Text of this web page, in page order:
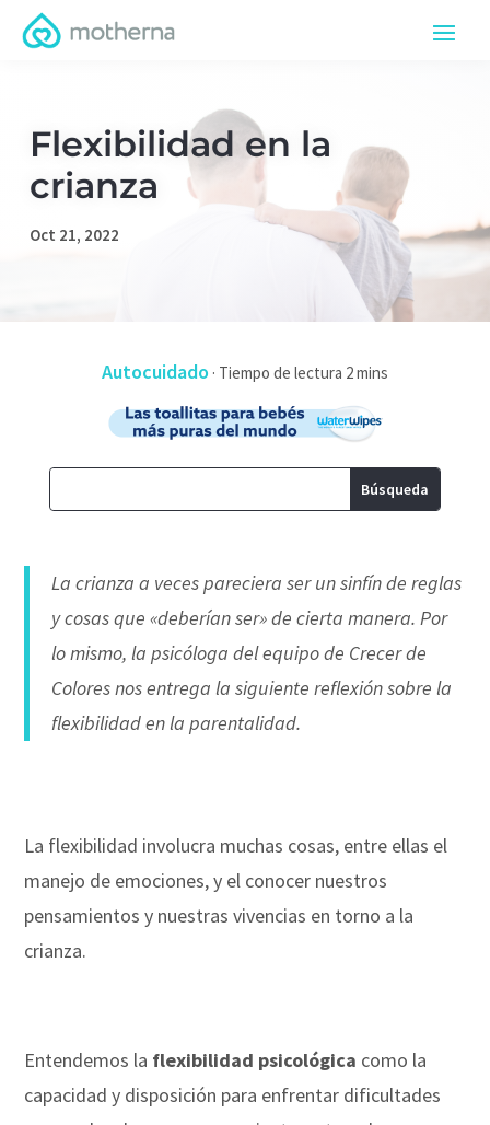
Flexibilidad en la
crianza
Oct 21, 2022
Autocuidado ·
La crianza a veces pareciera ser un sinfín de reglas
y cosas que «deberían ser» de cierta manera. Por
lo mismo, la psicóloga del equipo de Crecer de
Colores nos entrega la siguiente reflexión sobre la
flexibilidad en la parentalidad.
La flexibilidad involucra muchas cosas, entre ellas el
manejo de emociones, y el conocer nuestros
pensamientos y nuestras vivencias en torno a la
crianza.
Entendemos la flexibilidad psicológica como la
capacidad y disposición para enfrentar dificultades